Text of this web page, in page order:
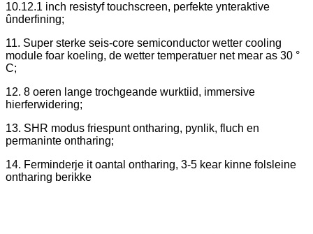
10.12.1 inch resistyf touchscreen, perfekte ynteraktive
ûnderfining;
11. Super sterke seis-core semiconductor wetter cooling
module foar koeling, de wetter temperatuer net mear as 30 °
C;
12. 8 oeren lange trochgeande wurktiid, immersive
hierferwidering;
13. SHR modus friespunt ontharing, pynlik, fluch en
permaninte ontharing;
14. Ferminderje it oantal ontharing, 3-5 kear kinne folsleine
ontharing berikke